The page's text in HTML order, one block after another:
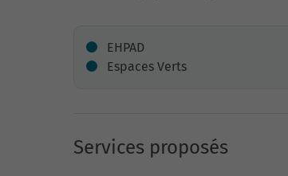
EHPAD
Espaces Verts
Services proposés